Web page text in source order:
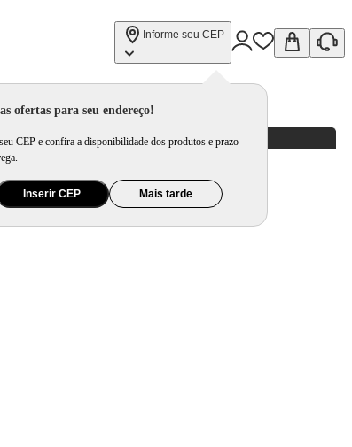
Informe seu CEP
ofertas para seu endereço!
CEP e confira a disponibilidade dos produtos e prazo
Inserir CEP Mais tarde